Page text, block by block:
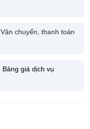
Vận chuyển, thanh toán
Bảng giá dịch vụ